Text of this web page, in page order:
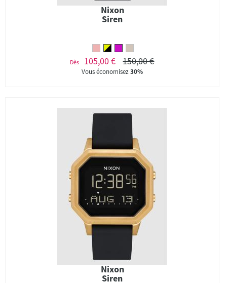
Nixon
Siren
Dès 105,00 € 150,00 €
Vous économisez30%
Nixon
Siren